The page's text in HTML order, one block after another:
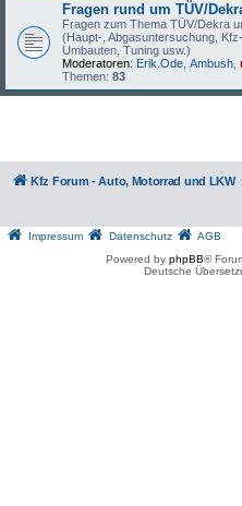
Fragen rund um TÜV/
Fragen zum Thema TÜV/Dekra
(Haupt-, Abgasuntersuchung,
Umbauten, Tuning usw.)
Moderatoren: Erik.Ode Ambush
Themen: 83
Kfz Forum - Auto, Motorrad und LKW
Impressum Datenschutz
AGB
Powered by phpBB®
Deutsche